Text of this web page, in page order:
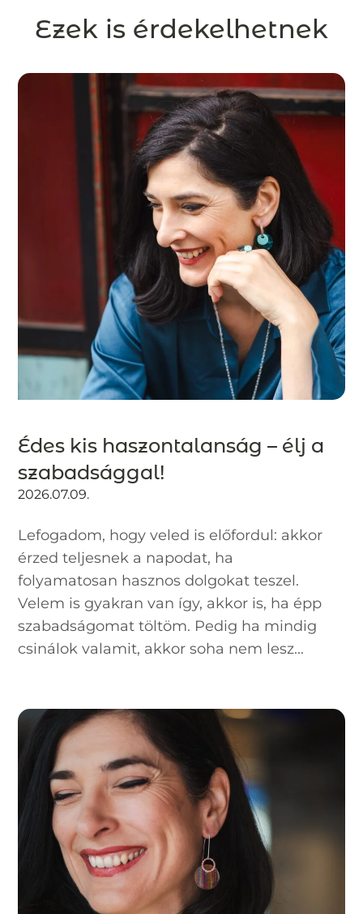
Ezek is érdekelhetnek
Édes kis haszontalanság – élj a
szabadsággal!
2026.07.09.
Lefogadom, hogy veled is előfordul: akkor
érzed teljesnek a napodat, ha
folyamatosan hasznos dolgokat teszel.
Velem is gyakran van így, akkor is, ha épp
szabadságomat töltöm. Pedig ha mindig
csinálok valamit, akkor soha nem lesz...